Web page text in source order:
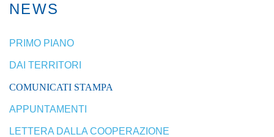
NEWS
PRIMO PIANO
DAI TERRITORI
COMUNICATI STAMPA
APPUNTAMENTI
LETTERA DALLA COOPERAZIONE